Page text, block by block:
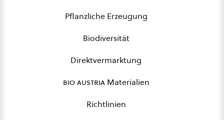
Pflanzliche Erzeugung
Biodiversität
Direktvermarktung
bio austriaMaterialien
Richtlinien